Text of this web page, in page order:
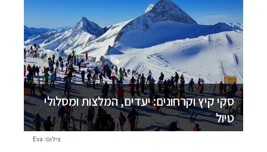
סקי קיץ וקרחונים: יעדים, המלצות ומסלולי
טיול
צילום: Eva